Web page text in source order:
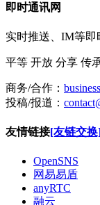
即时通讯网
实时推送、IM等即
平等 开放 分享 传
商务/合作：
投稿/报道：
友情链接[友链交换
OpenSNS
网易易盾
anyRTC
融云